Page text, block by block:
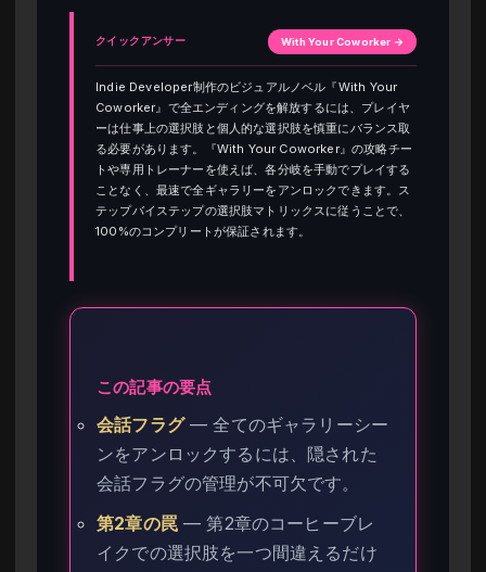
クイックアンサー With Your Coworker →
Indie Developer制作のビジュアルノベル『With Your
Coworker』で全エンディングを解放するには、プレイヤ
ーは仕事上の選択肢と個人的な選択肢を慎重にバランス取
る必要があります。『With Your Coworker』の攻略チー
トや専用トレーナーを使えば、各分岐を手動でプレイする
ことなく、最速で全ギャラリーをアンロックできます。ス
テップバイステップの選択肢マトリックスに従うことで、
100%のコンプリートが保証されます。
この記事の要点
会話フラグ— 全てのギャラリーシー
ンをアンロックするには、隠された
会話フラグの管理が不可欠です。
第2章の罠— 第2章のコーヒーブレ
イクでの選択肢を一つ間違えるだけ